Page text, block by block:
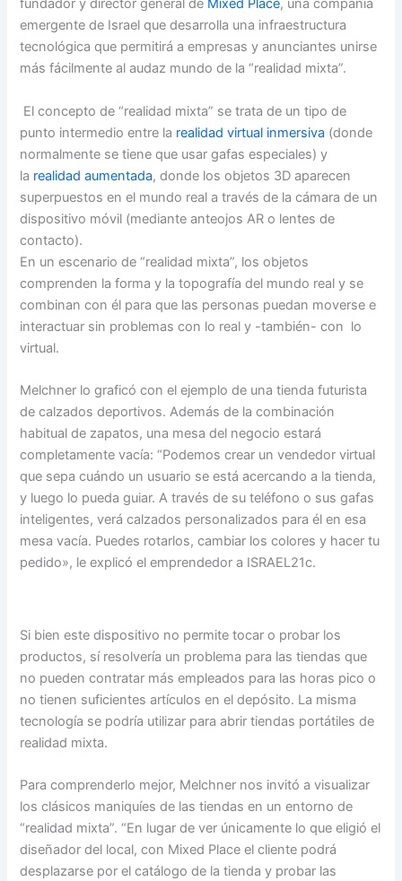
fundador y director general de Mixed Place, una compañía
emergente de Israel que desarrolla una infraestructura
tecnológica que permitirá a empresas y anunciantes unirse
más fácilmente al audaz mundo de la “realidad mixta”.
El concepto de “realidad mixta” se trata de un tipo de
punto intermedio entre la realidad virtual inmersiva (donde
normalmente se tiene que usar gafas especiales) y
la realidad aumentada, donde los objetos 3D aparecen
superpuestos en el mundo real a través de la cámara de un
dispositivo móvil (mediante anteojos AR o lentes de
contacto).
En un escenario de “realidad mixta”, los objetos
comprenden la forma y la topografía del mundo real y se
combinan con él para que las personas puedan moverse e
interactuar sin problemas con lo real y -también- con lo
virtual.
Melchner lo graficó con el ejemplo de una tienda futurista
de calzados deportivos. Además de la combinación
habitual de zapatos, una mesa del negocio estará
completamente vacía: “Podemos crear un vendedor virtual
que sepa cuándo un usuario se está acercando a la tienda,
y luego lo pueda guiar. A través de su teléfono o sus gafas
inteligentes, verá calzados personalizados para él en esa
mesa vacía. Puedes rotarlos, cambiar los colores y hacer tu
pedido», le explicó el emprendedor a ISRAEL21c.
Si bien este dispositivo no permite tocar o probar los
productos, sí resolvería un problema para las tiendas que
no pueden contratar más empleados para las horas pico o
no tienen suficientes artículos en el depósito. La misma
tecnología se podría utilizar para abrir tiendas portátiles de
realidad mixta.
Para comprenderlo mejor, Melchner nos invitó a visualizar
los clásicos maniquíes de las tiendas en un entorno de
“realidad mixta”. “En lugar de ver únicamente lo que eligió el
diseñador del local, con Mixed Place el cliente podrá
desplazarse por el catálogo de la tienda y probar las